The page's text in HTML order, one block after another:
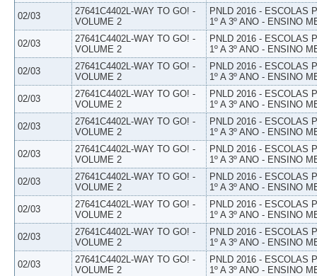
02/03
27641C4402L-WAY TO GO! -
VOLUME 2
PNLD 2016 - ESCOLAS
1º A 3º ANO - ENSINO
02/03
27641C4402L-WAY TO GO! -
VOLUME 2
PNLD 2016 - ESCOLAS
1º A 3º ANO - ENSINO
02/03
27641C4402L-WAY TO GO! -
VOLUME 2
PNLD 2016 - ESCOLAS
1º A 3º ANO - ENSINO
02/03
27641C4402L-WAY TO GO! -
VOLUME 2
PNLD 2016 - ESCOLAS
1º A 3º ANO - ENSINO
02/03
27641C4402L-WAY TO GO! -
VOLUME 2
PNLD 2016 - ESCOLAS
1º A 3º ANO - ENSINO
02/03
27641C4402L-WAY TO GO! -
VOLUME 2
PNLD 2016 - ESCOLAS
1º A 3º ANO - ENSINO
02/03
27641C4402L-WAY TO GO! -
VOLUME 2
PNLD 2016 - ESCOLAS
1º A 3º ANO - ENSINO
02/03
27641C4402L-WAY TO GO! -
VOLUME 2
PNLD 2016 - ESCOLAS
1º A 3º ANO - ENSINO
02/03
27641C4402L-WAY TO GO! -
VOLUME 2
PNLD 2016 - ESCOLAS
1º A 3º ANO - ENSINO
02/03
27641C4402L-WAY TO GO! -
VOLUME 2
PNLD 2016 - ESCOLAS
1º A 3º ANO - ENSINO